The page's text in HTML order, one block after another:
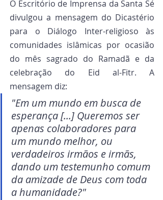
O Escritório de Imprensa da Santa Sé
divulgou a mensagem do Dicastério
para o Diálogo Inter-religioso às
comunidades islâmicas por ocasião
do mês sagrado do Ramadã e da
celebração do Eid al-Fitr. A
mensagem diz:
"Em um mundo em busca de
esperança [...] Queremos ser
apenas colaboradores para
um mundo melhor, ou
verdadeiros irmãos e irmãs,
dando um testemunho comum
da amizade de Deus com toda
a humanidade?"